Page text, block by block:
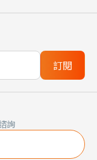
訂閱
詢